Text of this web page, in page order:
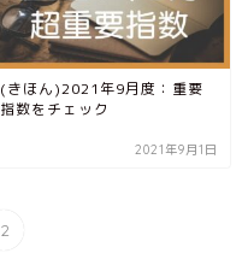
(きほん)2021年9月度：重要
指数をチェック
2021年9月1日
2